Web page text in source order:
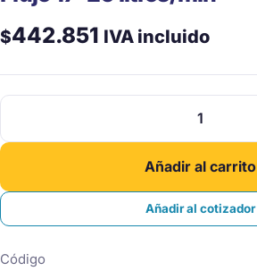
$442.851 IVA incluido
BOMBA
VACIO
MEMBRANA
maximo
650
Añadir al carrito
Añadir al cotizador
Código